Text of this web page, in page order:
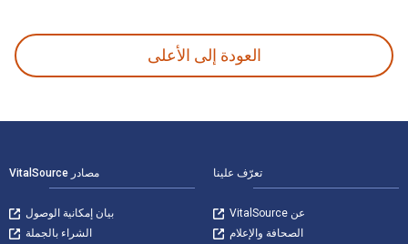
العودة إلى الأعلى
تعرّف علينا
عن VitalSource
الصحافة والإعلام
مصادر VitalSource
بيان إمكانية الوصول
الشراء بالجملة